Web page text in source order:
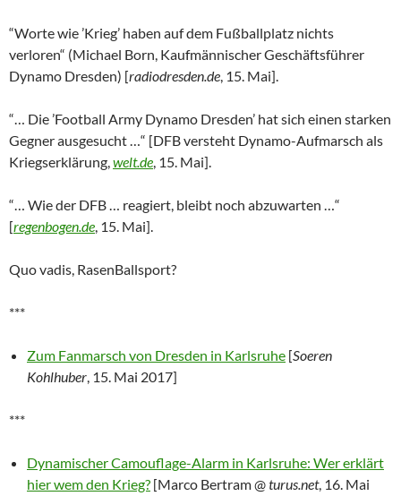
“Worte wie ’Krieg’ haben auf dem Fußballplatz nichts
verloren“ (Michael Born, Kaufmännischer Geschäftsführer
Dynamo Dresden) [radiodresden.de, 15. Mai].
“… Die ’Football Army Dynamo Dresden’ hat sich einen starken
Gegner ausgesucht …“ [DFB versteht Dynamo-Aufmarsch als
Kriegserklärung,welt.de, 15. Mai].
“… Wie der DFB … reagiert, bleibt noch abzuwarten …“
[regenbogen.de, 15. Mai].
Quo vadis, RasenBallsport?
***
Zum Fanmarsch von Dresden in Karlsruhe [Soeren
Kohlhuber, 15. Mai 2017]
***
Dynamischer Camouflage-Alarm in Karlsruhe: Wer erklärt
hier wem den Krieg? [Marco Bertram @turus.net, 16. Mai